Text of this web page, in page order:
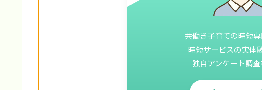
共働き子育ての時短
時短サービスの実体
独自アンケート調